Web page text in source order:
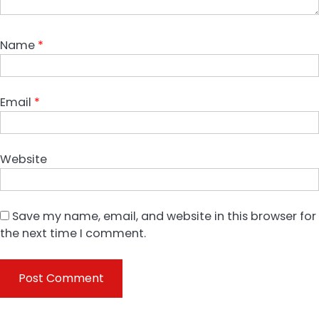
Name *
Email *
Website
Save my name, email, and website in this browser for
the next time I comment.